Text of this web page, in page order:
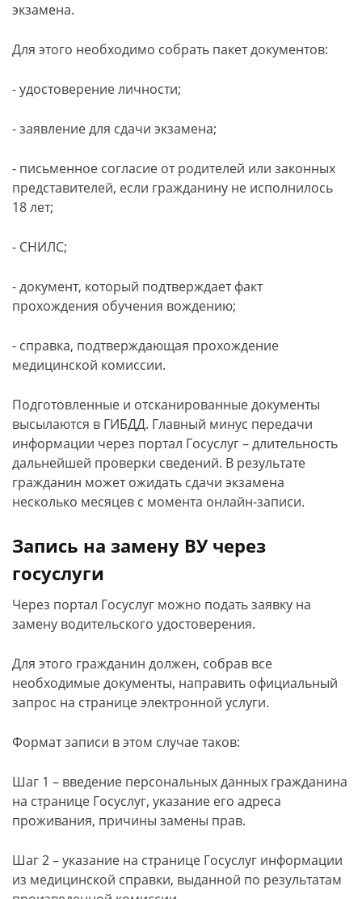
экзамена.
Для этого необходимо собрать пакет документов:
- удостоверение личности;
- заявление для сдачи экзамена;
- письменное согласие от родителей или законных
представителей, если гражданину не исполнилось
18 лет;
- СНИЛС;
- документ, который подтверждает факт
прохождения обучения вождению;
- справка, подтверждающая прохождение
медицинской комиссии.
Подготовленные и отсканированные документы
высылаются в ГИБДД. Главный минус передачи
информации через портал Госуслуг – длительность
дальнейшей проверки сведений. В результате
гражданин может ожидать сдачи экзамена
несколько месяцев с момента онлайн-записи.
Запись на замену ВУ через
госуслуги
Через портал Госуслуг можно подать заявку на
замену водительского удостоверения.
Для этого гражданин должен, собрав все
необходимые документы, направить официальный
запрос на странице электронной услуги.
Формат записи в этом случае таков:
Шаг 1 – введение персональных данных гражданина
на странице Госуслуг, указание его адреса
проживания, причины замены прав.
Шаг 2 – указание на странице Госуслуг информации
из медицинской справки, выданной по результатам